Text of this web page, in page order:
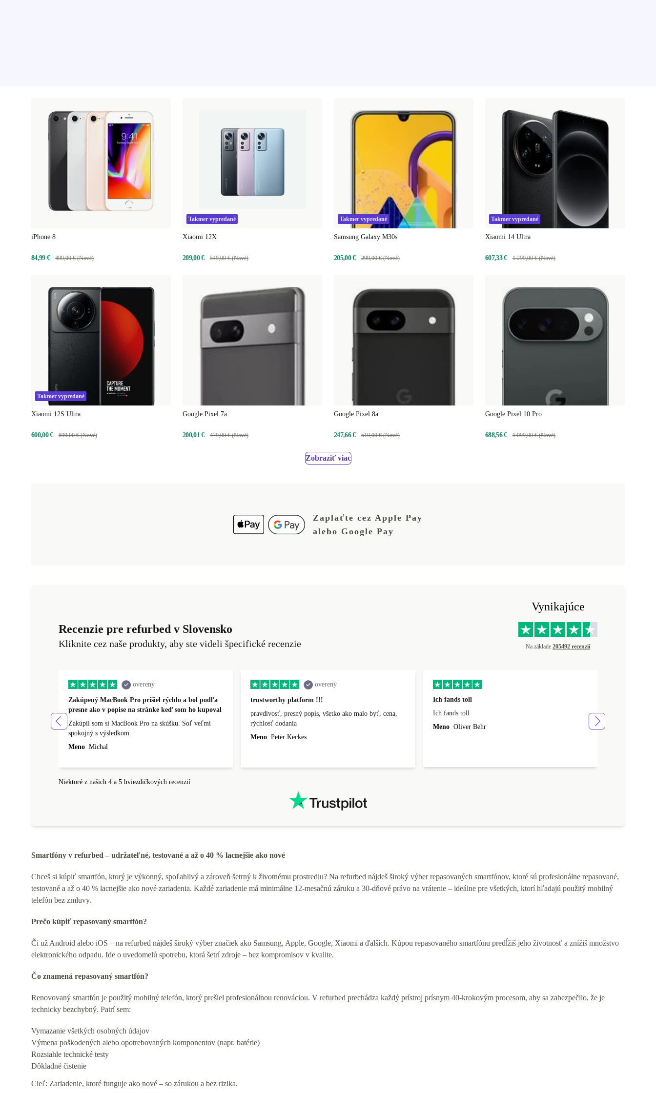
iPhone 8
84,99 € 499,00 € (Nové)
Takmer vypredané
Xiaomi 12X
209,00 € 549,00 € (Nové)
Takmer vypredané
Samsung Galaxy M30s
205,00 € 299,00 € (Nové)
Takmer vypredané
Xiaomi 14 Ultra
607,33 € 1 299,00 € (Nové)
Takmer vypredané
Xiaomi 12S Ultra
600,00 € 899,00 € (Nové)
Google Pixel 7a
200,01 € 479,00 € (Nové)
Google Pixel 8a
247,66 € 519,00 € (Nové)
Google Pixel 10 Pro
688,56 € 1 099,00 € (Nové)
Zobraziť viac
Zaplaťte cez Apple Pay
alebo Google Pay
Recenzie pre refurbed v Slovensko
Kliknite cez naše produkty, aby ste videli špecifické recenzie
Vynikajúce
Na základe 205492 recenzií
overený
Zakúpený MacBook Pro prišiel rýchlo a bol podľa
presne ako v popise na stránke keď som ho kupoval
Zakúpil som si MacBook Pro na skúšku. Soľ veľmi
spokojný s výsledkom
Meno Michal
overený
trustworthy platform !!!
pravdivosť, presný popis, všetko ako malo byť, cena,
rýchlosť dodania
Meno Peter Keckes
Ich fands toll
Ich fands toll
Meno Oliver Behr
Niektoré z našich 4 a 5 hviezdičkových recenzií
Smartfóny v refurbed – udržateľné, testované a až o 40 % lacnejšie ako nové
Chceš si kúpiť smartfón, ktorý je výkonný, spoľahlivý a zároveň šetrný k životnému prostrediu? Na refurbed nájdeš široký výber repasovaných smartfónov, ktoré sú profesionálne repasované,
testované a až o 40 % lacnejšie ako nové zariadenia. Každé zariadenie má minimálne 12-mesačnú záruku a 30-dňové právo na vrátenie – ideálne pre všetkých, ktorí hľadajú použitý mobilný
telefón bez zmluvy.
Prečo kúpiť repasovaný smartfón?
Či už Android alebo iOS – na refurbed nájdeš široký výber značiek ako Samsung, Apple, Google, Xiaomi a ďalších. Kúpou repasovaného smartfónu predĺžiš jeho životnosť a znížiš množstvo
elektronického odpadu. Ide o uvedomelú spotrebu, ktorá šetrí zdroje – bez kompromisov v kvalite.
Čo znamená repasovaný smartfón?
Renovovaný smartfón je použitý mobilný telefón, ktorý prešiel profesionálnou renováciou. V refurbed prechádza každý prístroj prísnym 40-krokovým procesom, aby sa zabezpečilo, že je
technicky bezchybný. Patrí sem:
Vymazanie všetkých osobných údajov
Výmena poškodených alebo opotrebovaných komponentov (napr. batérie)
Rozsiahle technické testy
Dôkladné čistenie
Cieľ: Zariadenie, ktoré funguje ako nové – so zárukou a bez rizika.